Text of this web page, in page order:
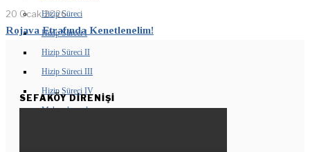
Hizip Süreci
Hizip Süreci I
Hizip Süreci II
Hizip Süreci III
Hizip Süreci IV
Mektuplaşmalar
20 Ocak 2026
Rojava Etrafında Kenetlenelim!
SEFAKÖY DIRENIŞI